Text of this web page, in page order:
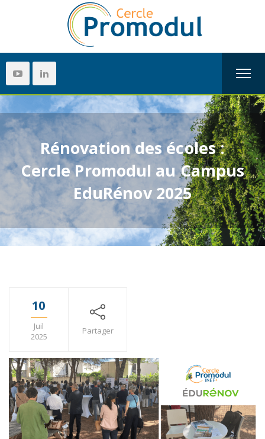
Rénovation des écoles :
Cercle Promodul au Campus
EduRénov 2025
10
Juil
2025
Partager